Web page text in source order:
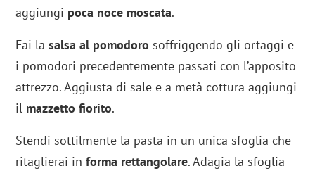
aggiungi poca noce moscata.
Fai lasalsa al pomodoro soffriggendo gli ortaggi e
i pomodori precedentemente passati con l’apposito
attrezzo. Aggiusta di sale e a metà cottura aggiungi
il mazzetto fiorito.
Stendi sottilmente la pasta in un unica sfoglia che
ritaglierai informa rettangolare. Adagia la sfoglia